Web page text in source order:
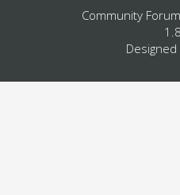
Community
Designed